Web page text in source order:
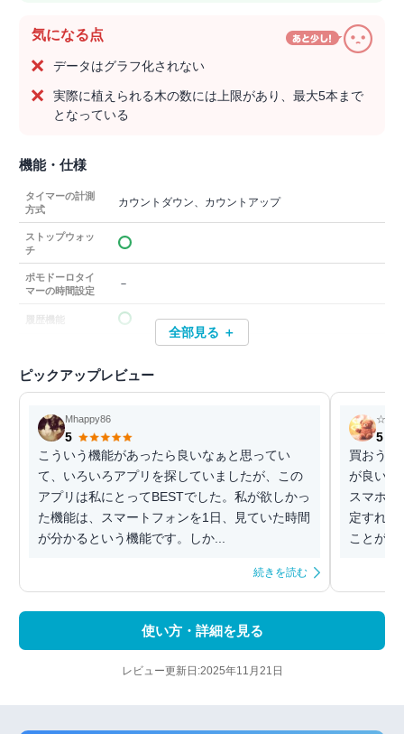
気になる点
データはグラフ化されない
実際に植えられる木の数には上限があり、最大5本まで
となっている
機能・仕様
タイマーの計測
方式
カウントダウン、カウントアップ
ストップウォッ
チ
ポモドーロタイ
マーの時間設定
－
履歴機能
全部見る ＋
ピックアップレビュー
Mhappy86
5
こういう機能があったら良いなぁと思ってい
て、いろいろアプリを探していましたが、この
アプリは私にとってBESTでした。私が欲しかっ
た機能は、スマートフォンを1日、見ていた時間
が分かるという機能です。しか...
続きを読む
☆く
5
買おうか
が良い！
スマホを
定すれば
ことがで
使い方・詳細を見る
レビュー更新日:2025年11月21日